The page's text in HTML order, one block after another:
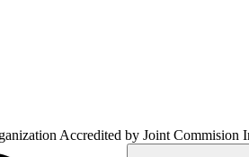
Accredited by Joint Commision